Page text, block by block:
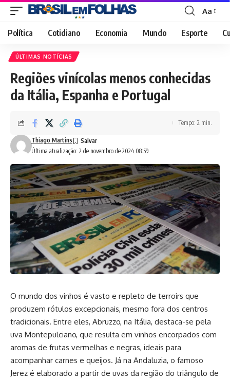
Font
Resizer
Aa
Política Cotidiano Economia Mundo Esporte
ÚLTIMAS NOTÍCIAS
Regiões vinícolas menos conhecidas
da Itália, Espanha e Portugal
Última atualização: 2 de novembro de 2024 08:59
Thiago Martins
Tempo: 2 min.
O mundo dos vinhos é vasto e repleto de terroirs que
produzem rótulos excepcionais, mesmo fora dos centros
tradicionais. Entre eles, Abruzzo, na Itália, destaca-se pela
uva Montepulciano, que resulta em vinhos encorpados com
aromas de frutas vermelhas e negras, ideais para
acompanhar carnes e queijos. Já na Andaluzia, o famoso
Jerez é elaborado a partir de uvas da região do triângulo de